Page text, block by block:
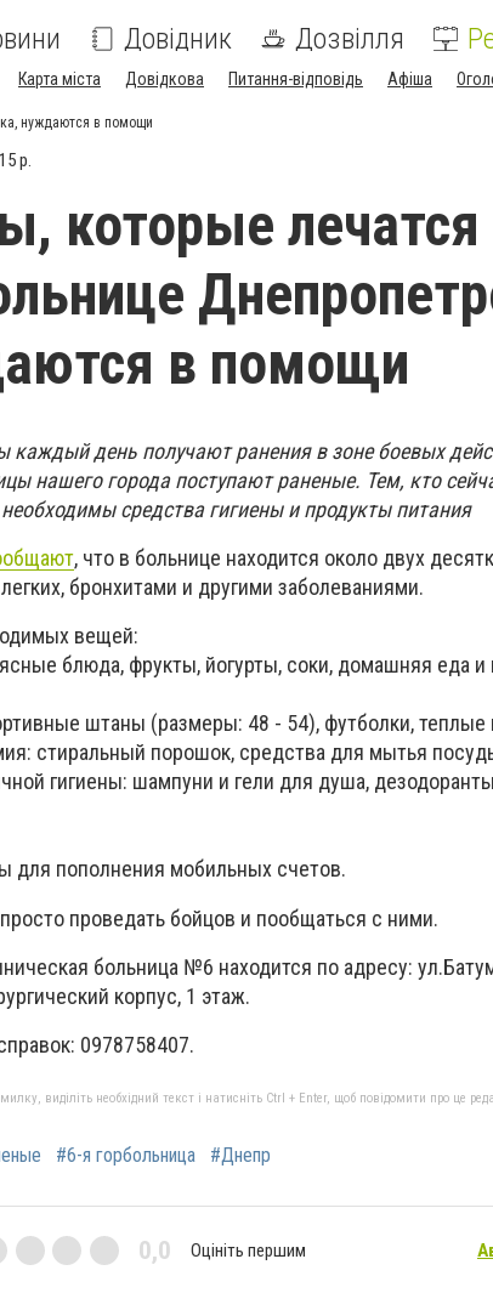
Довідник Дозвілля
Карта міста Довідкова Питання-відповідь Афіша
нуждаются в помощи
р.
которые лечатся
в помощи
каждый день получают ранения в зоне боевых
нашего города поступают раненые. Тем, кто
средства гигиены и продукты питания
, что в больнице находится около двух
бронхитами и другими заболеваниями.
вещей:
блюда, фрукты, йогурты, соки, домашняя еда
штаны (размеры: 48 - 54), футболки, теплые
стиральный порошок, средства для мытья
гигиены: шампуни и гели для душа,
для пополнения мобильных счетов.
проведать бойцов и пообщаться с ними.
больница №6 находится по адресу:
корпус, 1 этаж.
0978758407.
виділіть необхідний текст і натисніть Ctrl + Enter, щоб повідомити про це
#6-я горбольница #Днепр
0,0 Оцініть першим